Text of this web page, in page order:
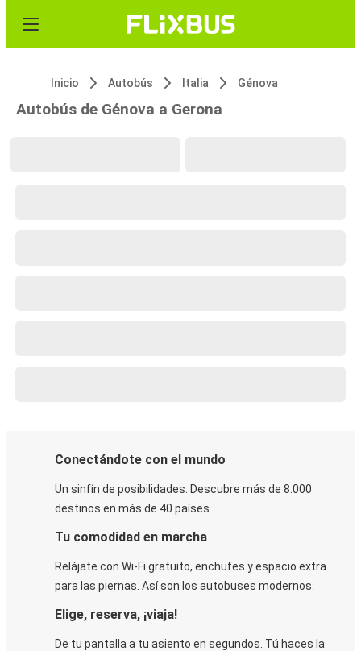
Inicio Autobús Italia Génova
Autobús de Génova a Gerona
Conectándote con el mundo
Un sinfín de posibilidades. Descubre más de 8.000
destinos en más de 40 países.
Tu comodidad en marcha
Relájate con Wi-Fi gratuito, enchufes y espacio extra
para las piernas. Así son los autobuses modernos.
Elige, reserva, ¡viaja!
De tu pantalla a tu asiento en segundos. Tú haces la